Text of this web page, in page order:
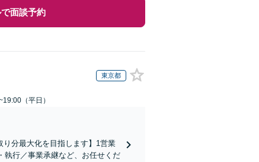
で面談予約
東京都
（平日）
り分最大化を目指します】1営業
執行／事業承継など、お任せくだ